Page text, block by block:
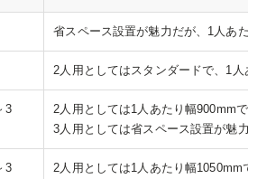
省スペース設置が魅力だが、1人あたり
2人用としてはスタンダードで、1人あた
3
2人用としては1人あたり幅900mmでゆっ
3人用としては省スペース設置が魅力だ
3
2人用としては1人あたり幅1050mmでか